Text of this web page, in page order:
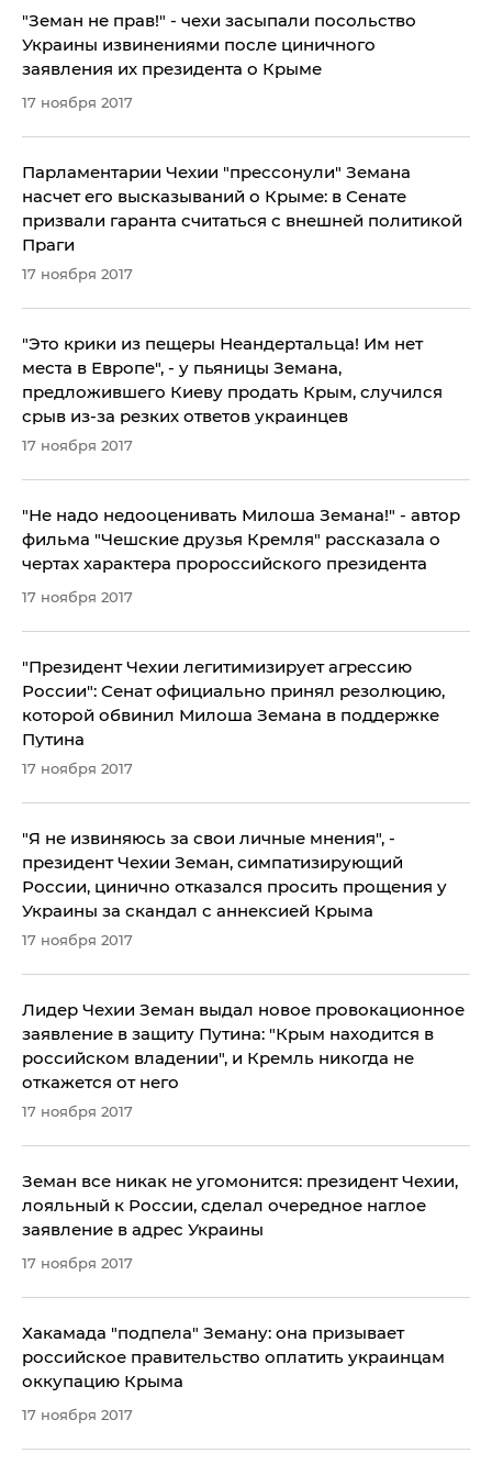
"Земан не прав!" - чехи засыпали посольство
Украины извинениями после циничного
заявления их президента о Крыме
17 ноября 2017
Парламентарии Чехии "прессонули" Земана
насчет его высказываний о Крыме: в Сенате
призвали гаранта считаться с внешней политикой
Праги
17 ноября 2017
​"Это крики из пещеры Неандертальца! Им нет
места в Европе", - у пьяницы Земана,
предложившего Киеву продать Крым, случился
срыв из-за резких ответов украинцев
17 ноября 2017
"Не надо недооценивать Милоша Земана!" - автор
фильма "Чешские друзья Кремля" рассказала о
чертах характера пророссийского президента
17 ноября 2017
"Президент Чехии легитимизирует агрессию
России": Сенат официально принял резолюцию,
которой обвинил Милоша Земана в поддержке
Путина
17 ноября 2017
"Я не извиняюсь за свои личные мнения", -
президент Чехии Земан, симпатизирующий
России, цинично отказался просить прощения у
Украины за скандал с аннексией Крыма
17 ноября 2017
Лидер Чехии Земан выдал новое провокационное
заявление в защиту Путина: "Крым находится в
российском владении", и Кремль никогда не
откажется от него
17 ноября 2017
Земан все никак не угомонится: президент Чехии,
лояльный к России, сделал очередное наглое
заявление в адрес Украины
17 ноября 2017
Хакамада "подпела" Земану: она призывает
российское правительство оплатить украинцам
оккупацию Крыма
17 ноября 2017